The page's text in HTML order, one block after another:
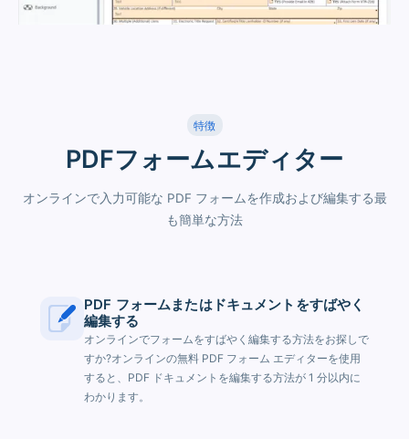
特徴
PDFフォームエディター
オンラインで入力可能な PDF フォームを作成および編集する最
も簡単な方法
PDF フォームまたはドキュメントをすばやく
編集する
オンラインでフォームをすばやく編集する方法をお探しで
すか?オンラインの無料 PDF フォーム エディターを使用
すると、PDF ドキュメントを編集する方法が 1 分以内に
わかります。